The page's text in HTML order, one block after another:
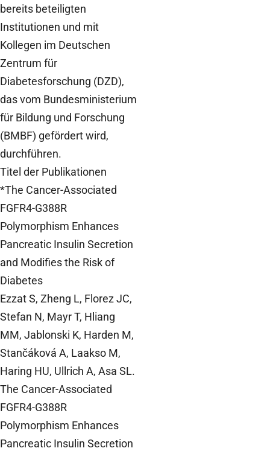
bereits beteiligten
Institutionen und mit
Kollegen im Deutschen
Zentrum für
Diabetesforschung (DZD),
das vom Bundesministerium
für Bildung und Forschung
(BMBF) gefördert wird,
durchführen.
Titel der Publikationen
*The Cancer-Associated
FGFR4-G388R
Polymorphism Enhances
Pancreatic Insulin Secretion
and Modifies the Risk of
Diabetes
Ezzat S, Zheng L, Florez JC,
Stefan N, Mayr T, Hliang
MM, Jablonski K, Harden M,
Stančáková A, Laakso M,
Haring HU, Ullrich A, Asa SL.
The Cancer-Associated
FGFR4-G388R
Polymorphism Enhances
Pancreatic Insulin Secretion